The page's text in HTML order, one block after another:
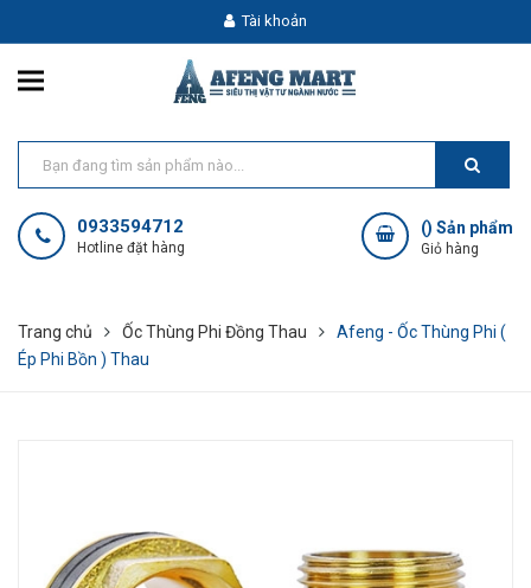
Tài khoản
0933594712
Hotline đặt hàng
() Sản phẩm
Giỏ hàng
Trang chủ Ốc Thùng Phi Đồng Thau
Afeng - Ốc Thùng Phi (
Ép Phi Bồn ) Thau